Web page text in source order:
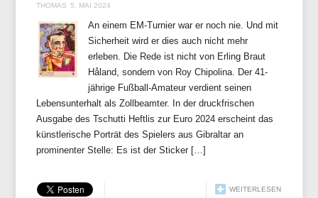
THOMAS 5. MAI 2024
An einem EM-Turnier war er noch nie. Und mit
Sicherheit wird er dies auch nicht mehr
erleben. Die Rede ist nicht von Erling Braut
Håland, sondern von Roy Chipolina. Der 41-
jährige Fußball-Amateur verdient seinen
Lebensunterhalt als Zollbeamter. In der druckfrischen
Ausgabe des Tschutti Heftlis zur Euro 2024 erscheint das
künstlerische Porträt des Spielers aus Gibraltar an
prominenter Stelle: Es ist der Sticker […]
WEITERLESEN